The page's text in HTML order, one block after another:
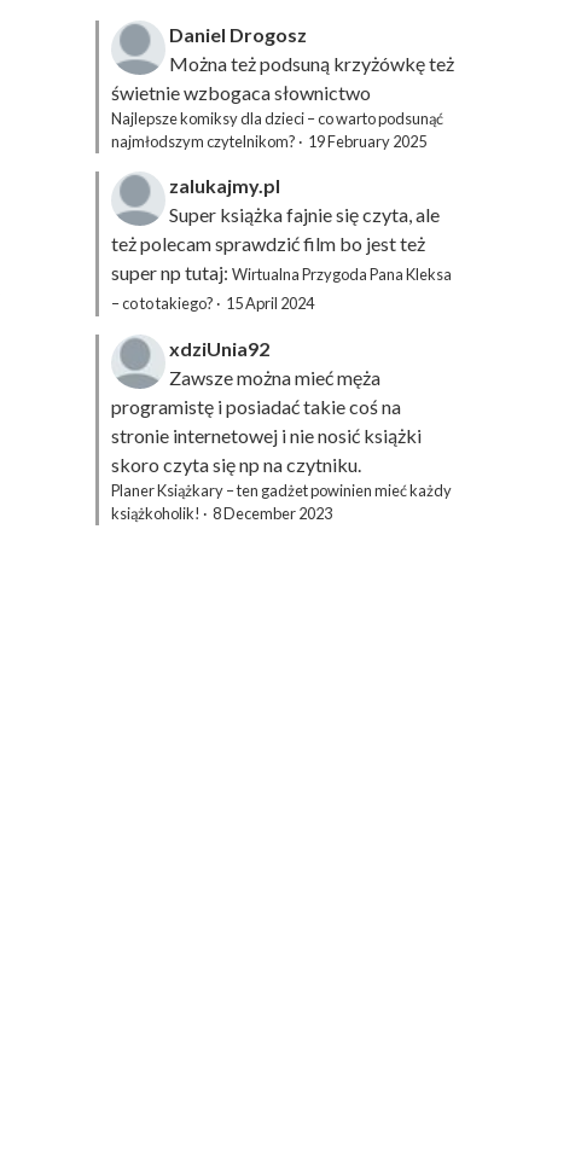
Daniel Drogosz
Można też podsuną krzyżówkęteż
świetnie wzbogaca słownictwo
Najlepsze komiksy dla dzieci – co warto podsunąć
najmłodszym czytelnikom? · 19 February 2025
zalukajmy.pl
Super książka fajnie się czyta, ale
też polecam sprawdzić film bo jest też
super np tutaj: Wirtualna Przygoda Pana Kleksa
– co to takiego? · 15 April 2024
xdziUnia92
Zawsze można mieć męża
programistę i posiadać takie coś na
stronie internetowej i nie nosić książki
skoro czyta się np na czytniku.
Planer Książkary – ten gadżet powinien mieć każdy
książkoholik! · 8 December 2023